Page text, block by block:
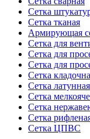
Сетка
Сетка тканая
Армирующая
Сетка для
Сетка для
Сетка для
Сетка
Сетка латунная
Сетка
Сетка
Сетка
Сетка ЦПВС